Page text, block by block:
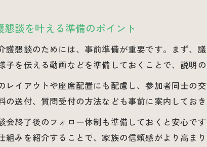
安心感
参加
懇談を叶える準備のポイント
護懇談のためには、事前準備が重要です。まず、
子を伝える動画などを準備しておくことで、説明の
レイアウトや座席配置にも配慮し、参加者同士の
の送付、質問受付の方法なども事前に案内しておき
会終了後のフォロー体制も準備しておくと安心で
組みを紹介することで、家族の信頼感がより高まり